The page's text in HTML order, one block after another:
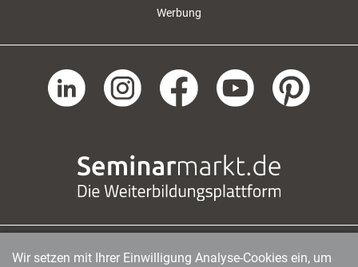
Werbung
managerSeminare Verlags GmbH | Endenicher Str. 41
|
Wir setzen mit Ihrer Einwilligung Analyse-Cookies ein, um